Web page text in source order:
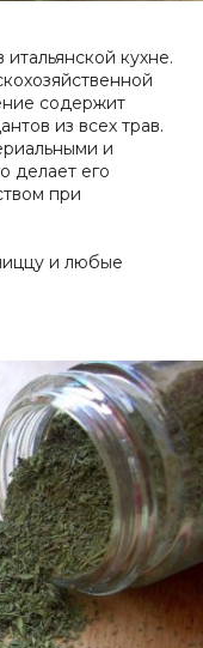
кухне.
содержит
из всех трав.
и
делает его
при
и любые